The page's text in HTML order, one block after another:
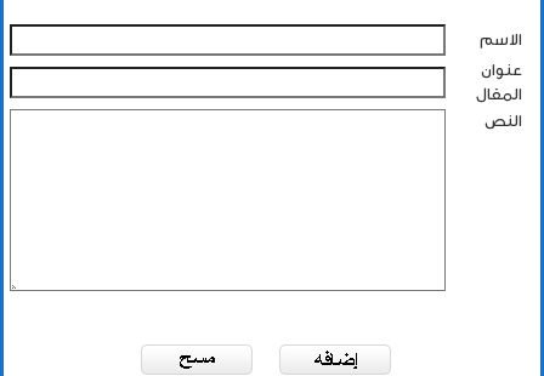
الاسم
عنوان
المقال
النص